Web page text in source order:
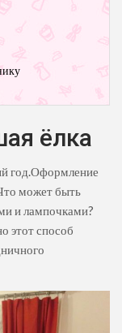
ёлка
год.Оформление
может быть
и лампочками?
этот способ